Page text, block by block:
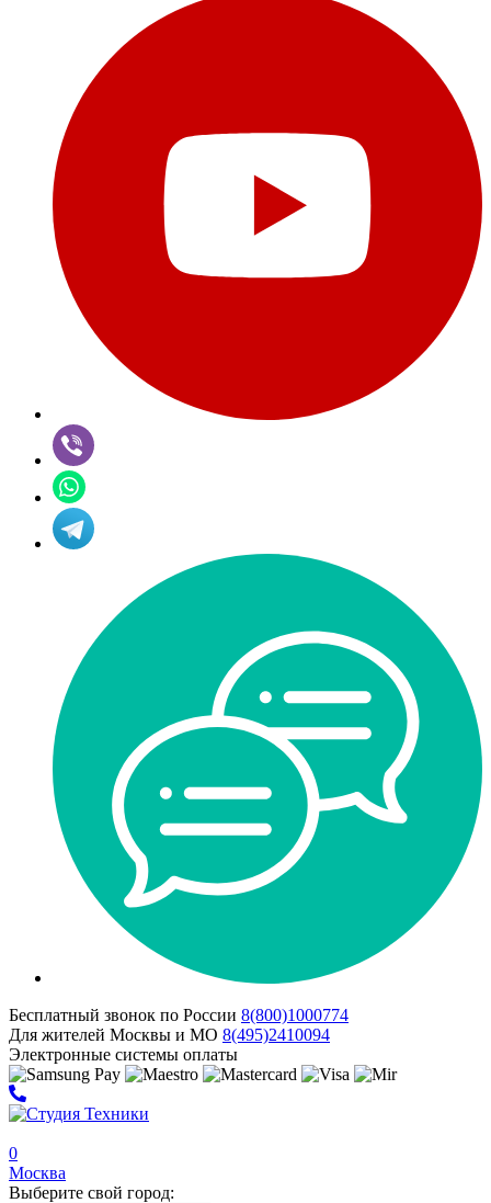
Бесплатный звонок по России 8(800)1000774
Для жителей Москвы и МО 8(495)2410094
Электронные системы оплаты
0
Москва
Выберите свой город: